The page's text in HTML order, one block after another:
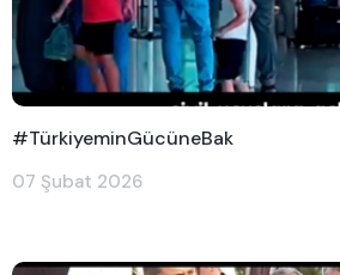
#TürkiyeminGücüneBak
07 Şubat 2026